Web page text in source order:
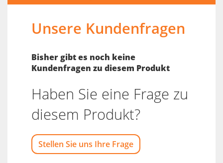
Unsere Kundenfragen
Bisher gibt es noch keine
Kundenfragen zu diesem Produkt
Haben Sie eine Frage zu
diesem Produkt?
Stellen Sie uns Ihre Frage